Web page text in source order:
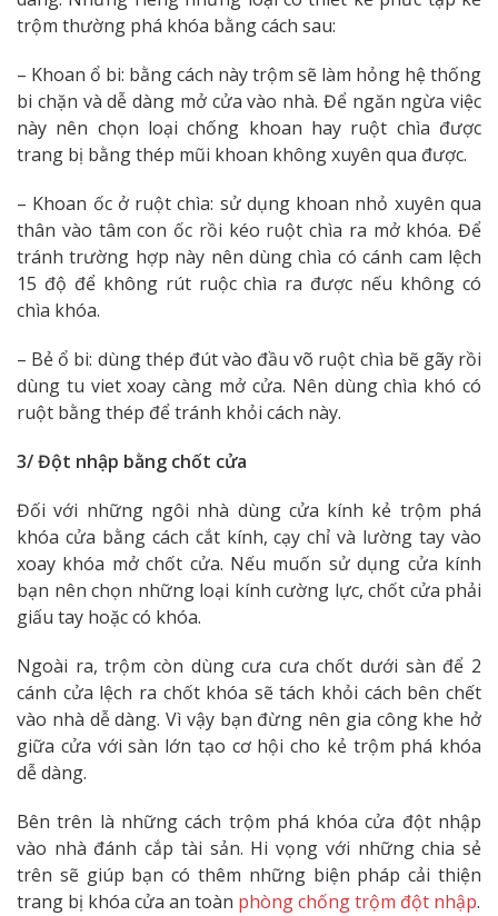
trộm thường phá khóa bằng cách sau:
– Khoan ổ bi: bằng cách này trộm sẽ làm hỏng hệ thống
bi chặn và dễ dàng mở cửa vào nhà. Để ngăn ngừa việc
này nên chọn loại chống khoan hay ruột chìa được
trang bị bằng thép mũi khoan không xuyên qua được.
– Khoan ốc ở ruột chìa: sử dụng khoan nhỏ xuyên qua
thân vào tâm con ốc rồi kéo ruột chìa ra mở khóa. Để
tránh trường hợp này nên dùng chìa có cánh cam lệch
15 độ để không rút ruộc chìa ra được nếu không có
chìa khóa.
– Bẻ ổ bi: dùng thép đút vào đầu võ ruột chìa bẽ gãy rồi
dùng tu viet xoay càng mở cửa. Nên dùng chìa khó có
ruột bằng thép để tránh khỏi cách này.
3/ Đột nhập bằng chốt cửa
Đối với những ngôi nhà dùng cửa kính kẻ trộm phá
khóa cửa bằng cách cắt kính, cạy chỉ và lường tay vào
xoay khóa mở chốt cửa. Nếu muốn sử dụng cửa kính
bạn nên chọn những loại kính cường lực, chốt cửa phải
giấu tay hoặc có khóa.
Ngoài ra, trộm còn dùng cưa cưa chốt dưới sàn để 2
cánh cửa lệch ra chốt khóa sẽ tách khỏi cách bên chết
vào nhà dễ dàng. Vì vậy bạn đừng nên gia công khe hở
giữa cửa với sàn lớn tạo cơ hội cho kẻ trộm phá khóa
dễ dàng.
Bên trên là những cách trộm phá khóa cửa đột nhập
vào nhà đánh cắp tài sản. Hi vọng với những chia sẻ
trên sẽ giúp bạn có thêm những biện pháp cải thiện
trang bị khóa cửa an toàn phòng chống trộm đột nhập.